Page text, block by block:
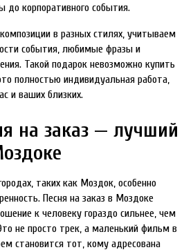
до корпоративного события.
в разных стилях, учитываем
события, любимые фразы и
Такой подарок невозможно купить
полностью индивидуальная работа,
и ваших близких.
на заказ — лучший
таких как Моздок, особенно
Песня на заказ в Моздоке
к человеку гораздо сильнее, чем
не просто трек, а маленький фильм в
становится тот, кому адресована